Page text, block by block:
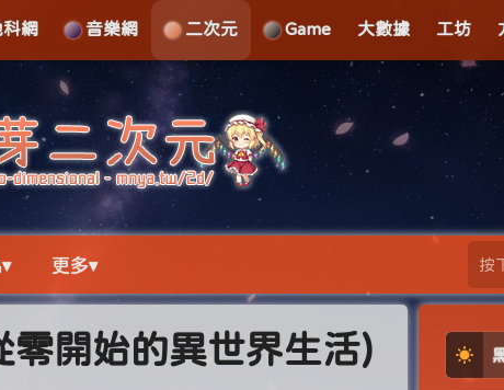
科網 音樂網 二次元 Game 大數據 工坊
更多▾
零開始的異世界生活)